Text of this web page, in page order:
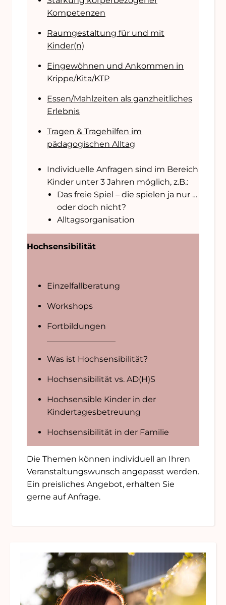
Kompetenzen
Raumgestaltung für und mit
Kinder(n)
Eingewöhnen und Ankommen in
Krippe/Kita/KTP
Essen/Mahlzeiten als ganzheitliches
Erlebnis
Tragen & Tragehilfen im
pädagogischen Alltag
Individuelle Anfragen sind im Bereich
Kinder unter 3 Jahren möglich, z.B.:
Das freie Spiel – die spielen ja nur …
oder doch nicht?
Alltagsorganisation
Hochsensibilität
Einzelfallberatung
Workshops
Fortbildungen
Was ist Hochsensibilität?
Hochsensibilität vs. AD(H)S
Hochsensible Kinder in der
Kindertagesbetreuung
Hochsensibilität in der Familie
Die Themen können individuell an Ihren
Veranstaltungswunsch angepasst werden.
Ein preisliches Angebot, erhalten Sie
gerne auf Anfrage.